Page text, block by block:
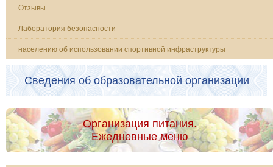
Отзывы
Лаборатория безопасности
населению об использовании спортивной инфраструктуры
Сведения об образовательной организации
Организация питания.
Ежедневные меню